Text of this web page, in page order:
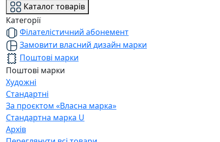
Каталог товарів
Категорії
Філателістичний абонемент
Замовити власний дизайн марки
Поштові марки
Поштові марки
Художні
Стандартні
За проєктом «Власна марка»
Стандартна марка U
Архів